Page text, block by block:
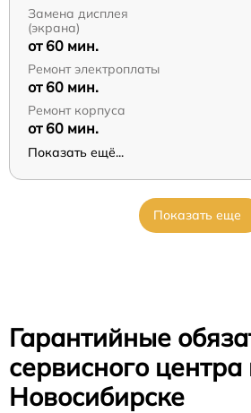
Замена дисплея
(экрана)
от 60 мин.
Ремонт электроплаты
от 60 мин.
Ремонт корпуса
от 60 мин.
Показать ещё...
Показать еще
Гарантийные
сервисного центра
Новосибирске